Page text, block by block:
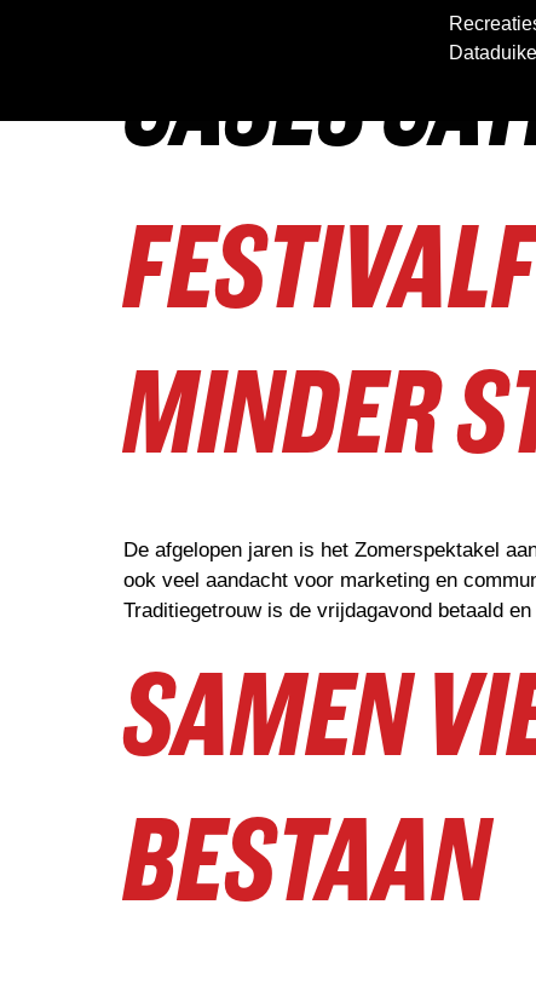
CASES
MINDER
De afgelopen jaren is het Zomerspektakel
ook veel aandacht voor marketing en
Traditiegetrouw is de vrijdagavond betaald
SAMEN
BESTAAN